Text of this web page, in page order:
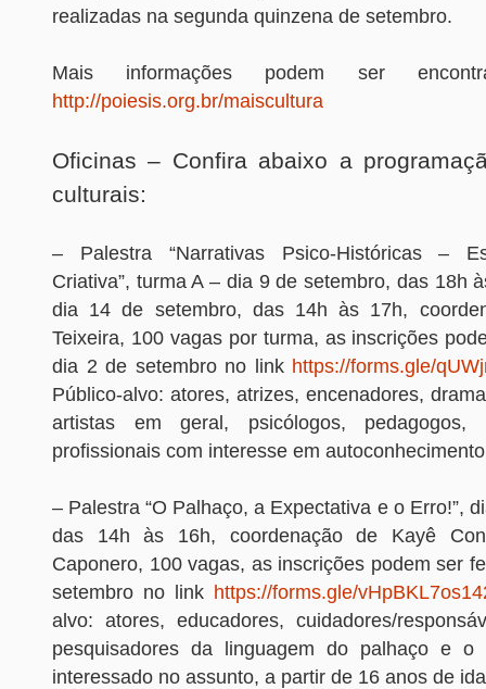
realizadas na segunda quinzena de setembro.
Mais informações podem ser
http://poiesis.org.br/maiscultura
Oficinas – Confira abaixo a
culturais:
– Palestra “Narrativas Psico-Históricas –
Criativa”, turma A – dia 9 de setembro, das 18h
dia 14 de setembro, das 14h às 17h,
Teixeira, 100 vagas por turma, as inscrições
dia 2 de setembro no link https://forms.gle/
Público-alvo: atores, atrizes, encenadores,
artistas em geral, psicólogos,
profissionais com interesse em
– Palestra “O Palhaço, a Expectativa e o Erro!”,
das 14h às 16h, coordenação de Kayê
Caponero, 100 vagas, as inscrições podem ser
setembro no link https://forms.gle/
alvo: atores, educadores, cuidadores/
pesquisadores da linguagem do palhaço e o
interessado no assunto, a partir de 16 anos de